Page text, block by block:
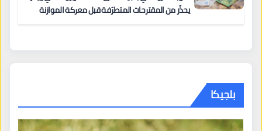
يحذّر من المقترحات المتطرّفة قبل معركة الموازنة
بلجيكا